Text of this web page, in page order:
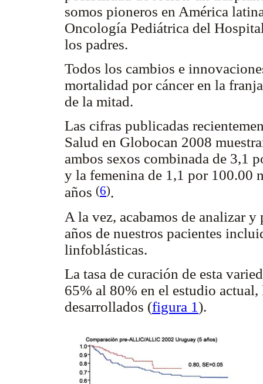
somos pioneros en América
Oncología Pediátrica del
los padres.
Todos los cambios e
mortalidad por cáncer en la
de la mitad.
Las cifras publicadas
Salud en Globocan 2008
ambos sexos combinada de 3,1
y la femenina de 1,1 por 100.00
años (6).
A la vez, acabamos de analizar
años de nuestros pacientes
linfoblásticas.
La tasa de curación de esta
65% al 80% en el estudio actual,
desarrollados (figura 1).